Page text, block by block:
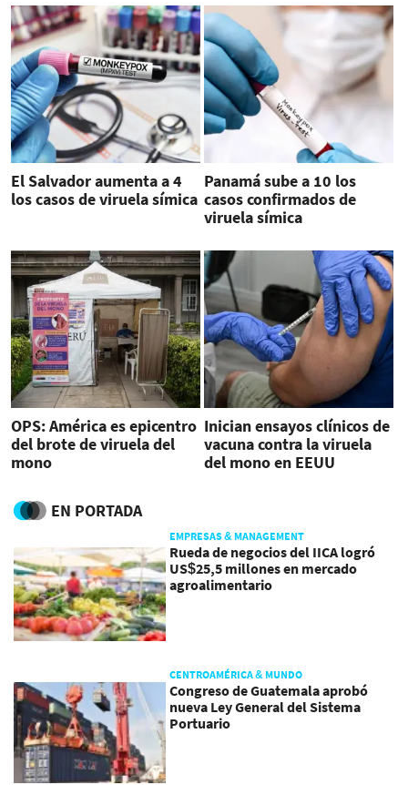
El Salvador aumenta a 4
los casos de viruela símica
Panamá sube a 10 los
casos confirmados de
viruela símica
OPS: América es epicentro
del brote de viruela del
mono
Inician ensayos clínicos de
vacuna contra la viruela
del mono en EEUU
EN PORTADA
EMPRESAS & MANAGEMENT
Rueda de negocios del IICA logró
US$25,5 millones en mercado
agroalimentario
CENTROAMÉRICA & MUNDO
Congreso de Guatemala aprobó
nueva Ley General del Sistema
Portuario